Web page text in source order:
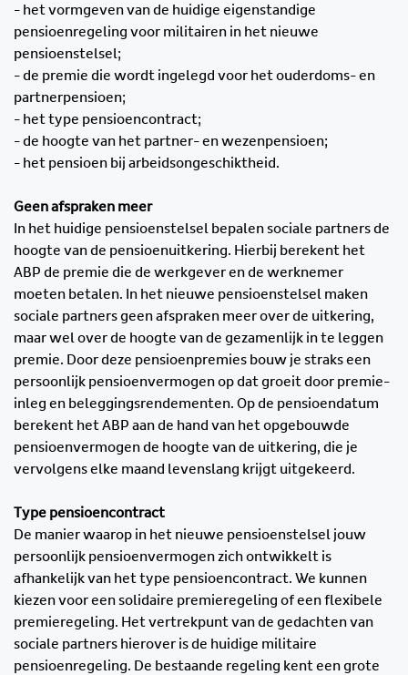
- het vormgeven van de huidige eigenstandige
pensioenregeling voor militairen in het nieuwe
pensioenstelsel;
- de premie die wordt ingelegd voor het ouderdoms- en
partnerpensioen;
- het type pensioencontract;
- de hoogte van het partner- en wezenpensioen;
- het pensioen bij arbeidsongeschiktheid.
Geen afspraken meer
In het huidige pensioenstelsel bepalen sociale partners de
hoogte van de pensioenuitkering. Hierbij berekent het
ABP de premie die de werkgever en de werknemer
moeten betalen. In het nieuwe pensioenstelsel maken
sociale partners geen afspraken meer over de uitkering,
maar wel over de hoogte van de gezamenlijk in te leggen
premie. Door deze pensioenpremies bouw je straks een
persoonlijk pensioenvermogen op dat groeit door premie-
inleg en beleggingsrendementen. Op de pensioendatum
berekent het ABP aan de hand van het opgebouwde
pensioenvermogen de hoogte van de uitkering, die je
vervolgens elke maand levenslang krijgt uitgekeerd.
Type pensioencontract
De manier waarop in het nieuwe pensioenstelsel jouw
persoonlijk pensioenvermogen zich ontwikkelt is
afhankelijk van het type pensioencontract. We kunnen
kiezen voor een solidaire premieregeling of een flexibele
premieregeling. Het vertrekpunt van de gedachten van
sociale partners hierover is de huidige militaire
pensioenregeling. De bestaande regeling kent een grote